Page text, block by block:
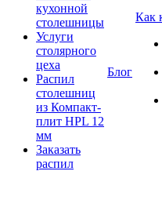
кухонной
столешницы
Услуги
столярного
цеха
Распил
столешниц
из Компакт-
плит HPL 12
мм
Заказать
распил
Блог
Как